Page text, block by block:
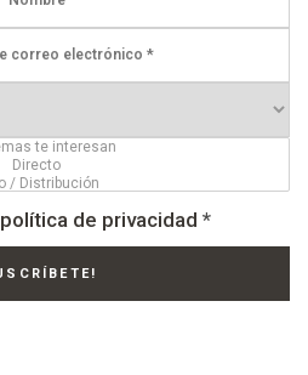
política de privacidad *